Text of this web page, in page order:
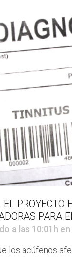
EL PROYECTO
PARA
a las 10:01h en
los acúfenos